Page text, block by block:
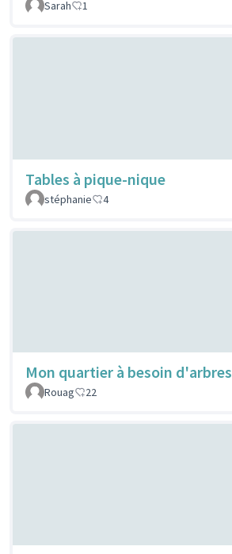
Sarah 1
Tables à pique-nique
stéphanie
4
Mon quartier à besoin d'arbres
Rouag
22